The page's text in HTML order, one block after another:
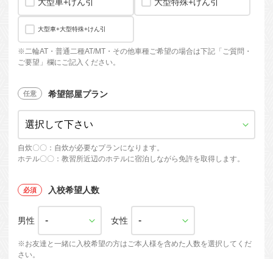
大型車+大型特殊+けん引
※ 二輪AT・普通二種AT/MT・ その他車種ご希望の場合は下記「ご質問・
ご要望」欄にご記入ください。
希望部屋プラン
自炊〇〇：自炊が必要なプランになります。
ホテル〇〇：教習所近辺のホテルに宿泊しながら免許を取得します。
入校希望人数
男性 女性
※お友達と一緒に入校希望の方はご本人様を含めた人数を選択してくだ
さい。